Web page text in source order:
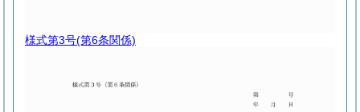
様式第3号(第6条関係)